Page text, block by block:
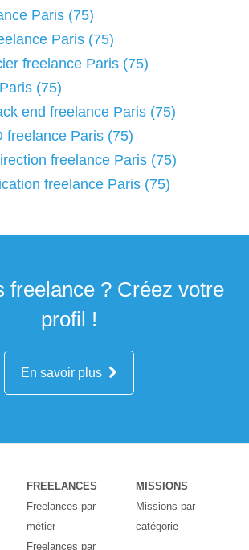
Paris (75)
Paris (75)
freelance Paris (75)
(75)
end freelance Paris (75)
freelance Paris (75)
freelance Paris (75)
freelance Paris (75)
freelance ? Créez votre
profil !
En savoir plus
FREELANCES
Freelances par
métier
Freelances par
MISSIONS
Missions par
catégorie